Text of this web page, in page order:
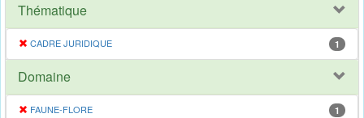
Thématique
CADRE JURIDIQUE 1
Domaine
FAUNE-FLORE 1